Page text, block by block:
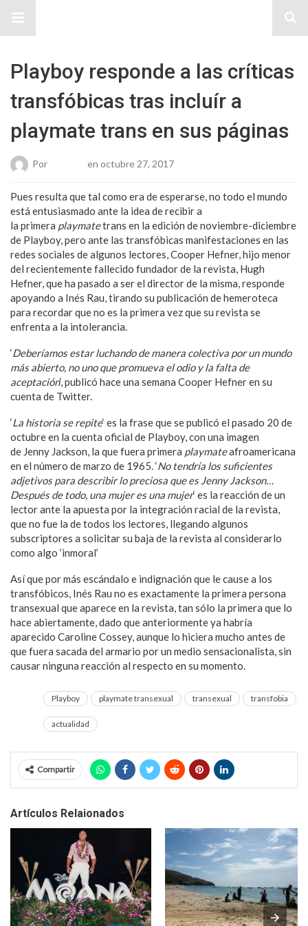
Playboy responde a las críticas
transfóbicas tras incluír a
playmate trans en sus páginas
Por en octubre 27, 2017
Pues resulta que tal como era de esperarse, no todo el mundo
está entusiasmado ante la idea de recibir a
la primera playmatetrans en la edición de noviembre-diciembre
de Playboy, pero ante las transfóbicas manifestaciones en las
redes sociales de algunos lectores, Cooper Hefner, hijo menor
del recientemente fallecido fundador de la revista, Hugh
Hefner, que ha pasado a ser el director de la misma, responde
apoyando a Inés Rau, tirando su publicación de hemeroteca
para recordar que no es la primera vez que su revista se
enfrenta a la intolerancia.
‘Deberíamos estar luchando de manera colectiva por un mundo
más abierto, no uno que promueva el odio y la falta de
aceptación‘, publicó hace una semana Cooper Hefner en su
cuenta de Twitter.
‘La historia se repite‘ es la frase que se publicó el pasado 20 de
octubre en la cuenta oficial de Playboy, con una imagen
de Jenny Jackson, la que fuera primera playmateafroamericana
en el número de marzo de 1965. ‘No tendría los suficientes
adjetivos para describir lo preciosa que es Jenny Jackson…
Después de todo, una mujer es una mujer‘ es la reacción de un
lector ante la apuesta por la integración racial de la revista,
que no fue la de todos los lectores, llegando algunos
subscriptores a solicitar su baja de la revista al considerarlo
como algo ‘inmoral’
Así que por más escándalo e indignación que le cause a los
transfóbicos, Inés Rau no es exactamente la primera persona
transexual que aparece en la revista, tan sólo la primera que lo
hace abiertamente, dado que anteriormente ya habría
aparecido Caroline Cossey, aunque lo hiciera mucho antes de
que fuera sacada del armario por un medio sensacionalista, sin
causar ninguna reacción al respecto en su momento.
Playboy playmate transexual transexual transfobia
actualidad
Compartir
Artículos Relaionados